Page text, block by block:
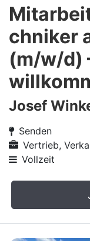
chniker
(m/w/d)
Josef
Senden
Vertrieb,
Vollzeit